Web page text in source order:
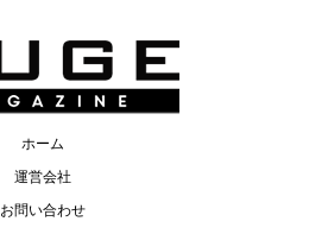
ホーム
運営会社
お問い合わせ